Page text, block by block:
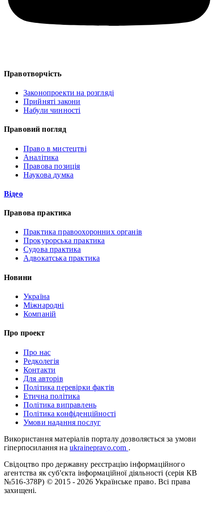
Правотворчість
Законопроекти на розгляді
Прийняті закони
Набули чинності
Правовий погляд
Право в мистецтві
Аналітика
Правова позиція
Наукова думка
Відео
Правова практика
Практика правоохоронних органів
Прокурорська практика
Судова практика
Адвокатська практика
Новини
Україна
Міжнародні
Компаній
Про проект
Про нас
Редколегія
Контакти
Для авторів
Політика перевірки фактів
Етична політика
Політика виправлень
Політика конфіденційності
Умови надання послуг
Використання матеріалів порталу дозволяється за умови
гіперпосилання на ukrainepravo.com .
Свідоцтво про державну реєстрацію інформаційного
агентства як суб'єкта інформаційної діяльності (серія КВ
№516-378Р) © 2015 - 2026 Українське право. Всі права
захищені.